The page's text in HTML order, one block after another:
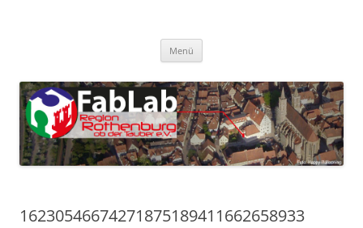
Menü
16230546674271875189411662658933